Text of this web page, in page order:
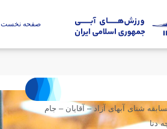
صفحه نخست
شنای آبهای آزاد – آقایان – جام
دنا